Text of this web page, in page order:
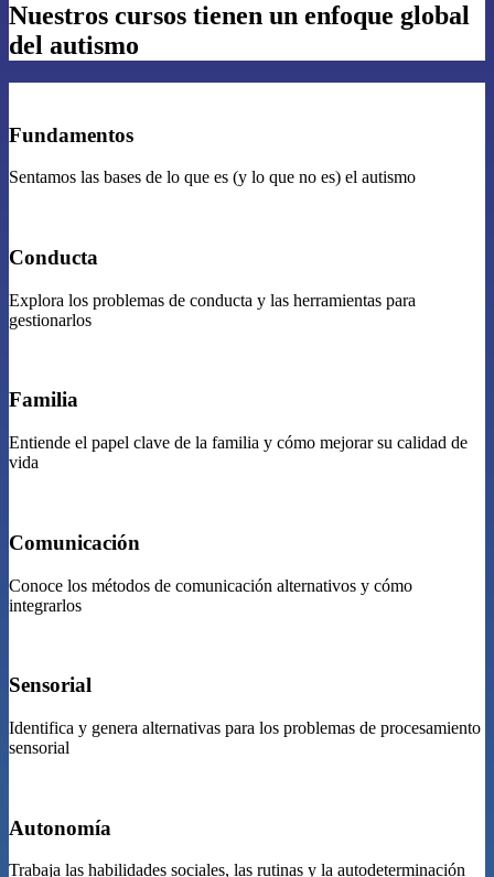
Nuestros cursos tienen un enfoque global
del autismo
Fundamentos
Sentamos las bases de lo que es (y lo que no es) el autismo
Conducta
Explora los problemas de conducta y las herramientas para
gestionarlos
Familia
Entiende el papel clave de la familia y cómo mejorar su calidad de
vida
Comunicación
Conoce los métodos de comunicación alternativos y cómo
integrarlos
Sensorial
Identifica y genera alternativas para los problemas de procesamiento
sensorial
Autonomía
Trabaja las habilidades sociales, las rutinas y la autodeterminación